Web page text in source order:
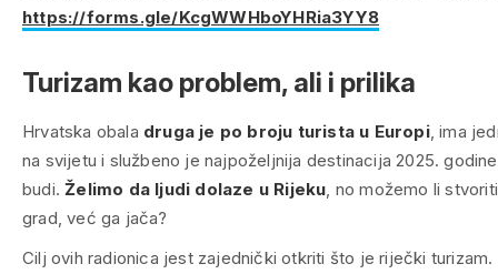
https://forms.gle/KcgWWHboYHRia3YY8
Turizam kao problem, ali i prilika
Hrvatska obala druga je po broju turista u Europi, ima
na svijetu i službeno je najpoželjnija destinacija 2025.
budi.Želimo da ljudi dolaze u Rijeku , no možemo li
grad, već ga jača?
Cilj ovih radionica jest zajednički otkriti što jeriječki